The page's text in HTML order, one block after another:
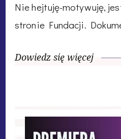
Nie hejtuję-motywuję,
stronie Fundacji.
Dowiedz się więcej